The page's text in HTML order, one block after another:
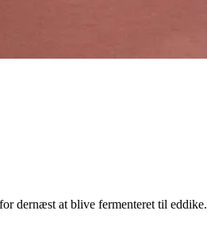
dernæst at blive fermenteret til